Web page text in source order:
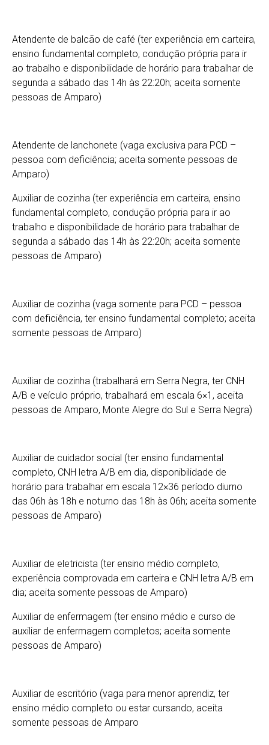
Atendente de balcão de café (ter experiência em carteira,
ensino fundamental completo, condução própria para ir
ao trabalho e disponibilidade de horário para trabalhar de
segunda a sábado das 14h às 22:20h; aceita somente
pessoas de Amparo)
Atendente de lanchonete (vaga exclusiva para PCD –
pessoa com deficiência; aceita somente pessoas de
Amparo)
Auxiliar de cozinha (ter experiência em carteira, ensino
fundamental completo, condução própria para ir ao
trabalho e disponibilidade de horário para trabalhar de
segunda a sábado das 14h às 22:20h; aceita somente
pessoas de Amparo)
Auxiliar de cozinha (vaga somente para PCD – pessoa
com deficiência, ter ensino fundamental completo; aceita
somente pessoas de Amparo)
Auxiliar de cozinha (trabalhará em Serra Negra, ter CNH
A/B e veículo próprio, trabalhará em escala 6×1, aceita
pessoas de Amparo, Monte Alegre do Sul e Serra Negra)
Auxiliar de cuidador social (ter ensino fundamental
completo, CNH letra A/B em dia, disponibilidade de
horário para trabalhar em escala 12×36 período diurno
das 06h às 18h e noturno das 18h às 06h; aceita somente
pessoas de Amparo)
Auxiliar de eletricista (ter ensino médio completo,
experiência comprovada em carteira e CNH letra A/B em
dia; aceita somente pessoas de Amparo)
Auxiliar de enfermagem (ter ensino médio e curso de
auxiliar de enfermagem completos; aceita somente
pessoas de Amparo)
Auxiliar de escritório (vaga para menor aprendiz, ter
ensino médio completo ou estar cursando, aceita
somente pessoas de Amparo